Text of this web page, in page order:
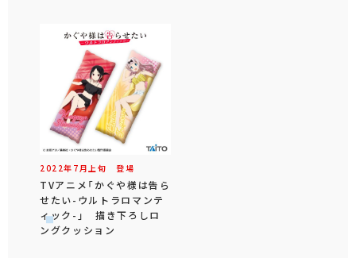
2022年 7 月 上旬 登場
TVアニメ「かぐや様は告ら
せたい-ウルトラロマンテ
ィック-」 描き下ろしロ
ングクッション